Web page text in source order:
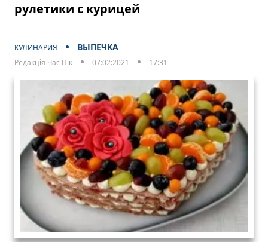
рулетики с курицей
КУЛИНАРИЯ ВЫПЕЧКА
Редакція Час Пік 07:02:2021 17:31